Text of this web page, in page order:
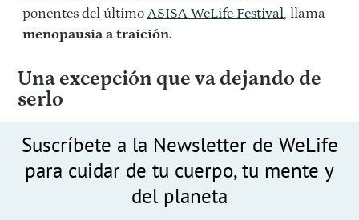
ponentes del último ASISA WeLife Festival, llama
menopausia a traición.
Una excepción que va dejando de
serlo
Suscríbete a la Newsletter de WeLife
para cuidar de tu cuerpo, tu mente y
del planeta